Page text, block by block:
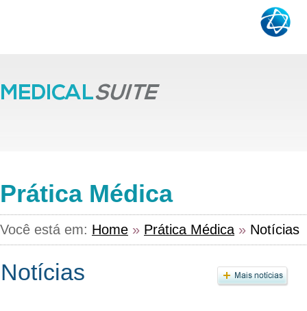
Prática Médica
Você está em: Home » Prática Médica » Notícias